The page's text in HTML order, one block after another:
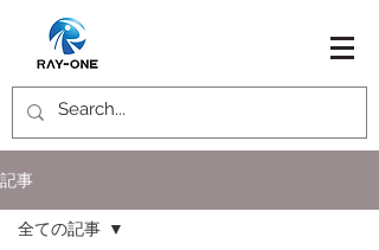
記事
全ての記事